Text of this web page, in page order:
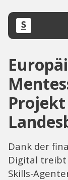
Dank der
Digital treibt
Skills-